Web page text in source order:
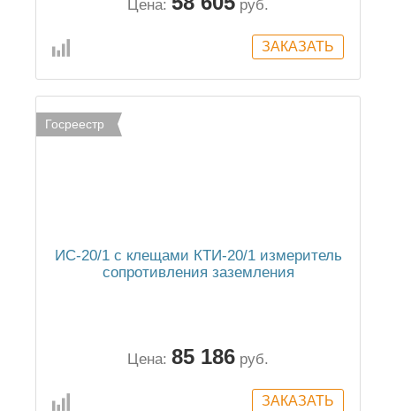
Цена: руб.
Госреестр
ИС-20/1 с клещами КТИ-20/1 измеритель
сопротивления заземления
Цена: 85 186 руб.